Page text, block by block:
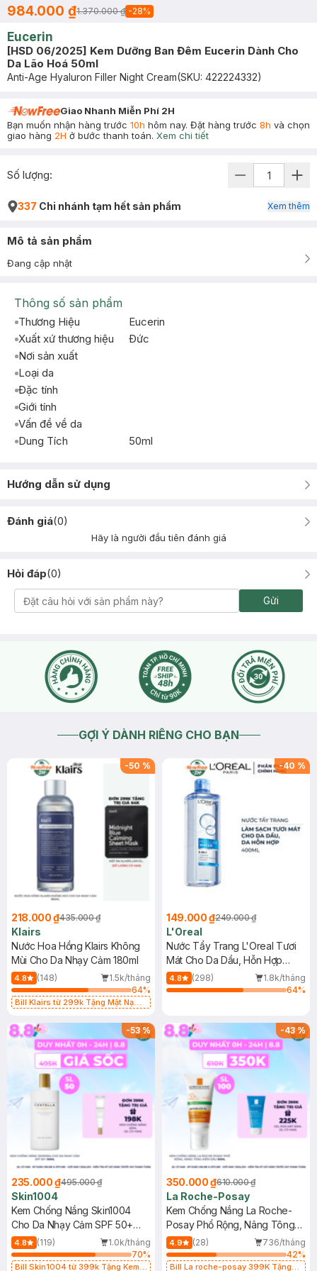
984.000 ₫1.370.000 ₫ -28%
Eucerin
[HSD 06/2025] Kem Dưỡng Ban Đêm Eucerin Dành Cho
Da Lão Hoá 50ml
Anti-Age Hyaluron Filler Night Cream(SKU: 422224332)
Giao Nhanh Miễn Phí 2H
Bạn muốn nhận hàng trước 10h hôm nay. Đặt hàng trước 8h và chọn
giao hàng 2H ở bước thanh toán. Xem chi tiết
Số lượng:
337 Chi nhánh tạm hết sản phẩm Xem thêm
Mô tả sản phẩm
Đang cập nhật
Thông số sản phẩm
Thương Hiệu
Eucerin
Xuất xứ thương hiệu
Ðức
Nơi sản xuất
Loại da
Đặc tính
Giới tính
Vấn đề về da
Dung Tích
50ml
Hướng dẫn sử dụng
Đánh giá(0)
Hãy là người đầu tiên đánh giá
Hỏi đáp(0)
Gửi
GỢI Ý DÀNH RIÊNG CHO BẠN
-50 %
218.000 ₫435.000 ₫
Klairs
Nước Hoa Hồng Klairs Không
Mùi Cho Da Nhạy Cảm 180ml
4.8 (148)
1.5k/tháng
64%
Bill Klairs từ 299k Tặng Mặt Nạ
25ml (SL Có Hạn)
-40 %
149.000 ₫249.000 ₫
L'Oreal
Nước Tẩy Trang L'Oreal Tươi
Mát Cho Da Dầu, Hỗn Hợp
400ml
4.8 (298)
1.8k/tháng
64%
-53%
235.000 ₫495.000 ₫
Skin1004
Kem Chống Nắng Skin1004
Cho Da Nhạy Cảm SPF 50+
50ml
4.8 (119)
1.0k/tháng
70%
Bill Skin1004 từ 399k Tặng Kem
-43%
350.000 ₫610.000 ₫
La Roche-Posay
Kem Chống Nắng La Roche-
Posay Phổ Rộng, Nâng Tông
Kiềm Dầu 50ml
4.9 (28)
736/tháng
42%
Bill La roche-posay 399K Tặng